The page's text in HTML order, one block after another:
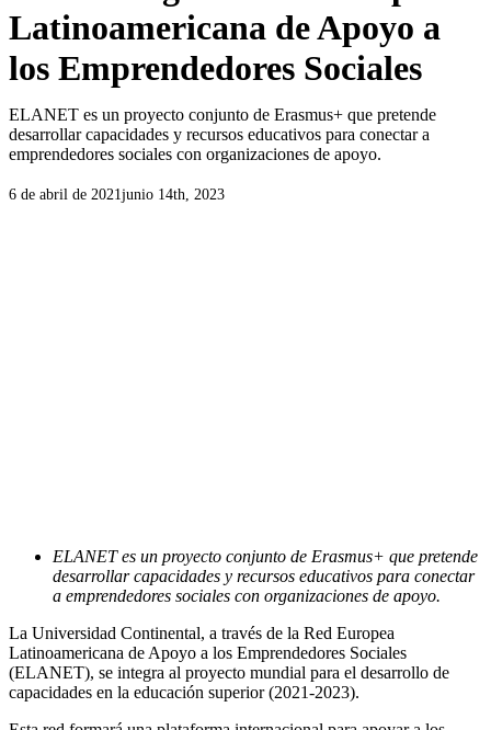
Latinoamericana de Apoyo a
los Emprendedores Sociales
ELANET es un proyecto conjunto de Erasmus+ que pretende
desarrollar capacidades y recursos educativos para conectar a
emprendedores sociales con organizaciones de apoyo.
6 de abril de 2021 junio 14th, 2023
ELANET es un proyecto conjunto de Erasmus+ que pretende
desarrollar capacidades y recursos educativos para conectar
a emprendedores sociales con organizaciones de apoyo.
La Universidad Continental, a través de la Red Europea
Latinoamericana de Apoyo a los Emprendedores Sociales
(ELANET), se integra al proyecto mundial para el desarrollo de
capacidades en la educación superior (2021-2023).